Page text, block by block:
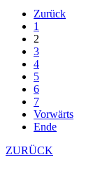
Zurück
1
2
3
4
5
6
7
Vorwärts
Ende
ZURÜCK